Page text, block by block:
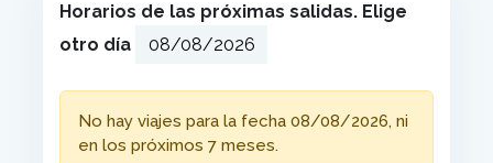
Horarios de las próximas salidas. Elige
otro día
No hay viajes para la fecha 08/08/2026, ni
en los próximos 7 meses.